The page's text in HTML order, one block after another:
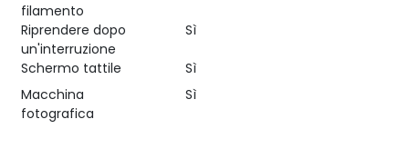
filamento
Riprendere dopo
un'interruzione
Sì
Schermo tattile
Sì
Macchina
fotografica
Sì